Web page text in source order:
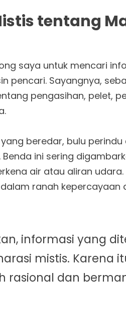
tentang
saya untuk mencari
pencari. Sayangnya,
pengasihan, pelet,
beredar, bulu
ini sering
air atau aliran
ranah kepercayaan
informasi yang
mistis. Karena
rasional dan